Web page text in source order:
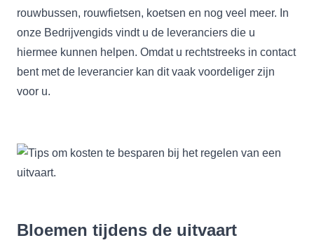
rouwbussen, rouwfietsen, koetsen en nog veel meer. In
onze Bedrijvengids vindt u de leveranciers die u
hiermee kunnen helpen. Omdat u rechtstreeks in contact
bent met de leverancier kan dit vaak voordeliger zijn
voor u.
Bloemen tijdens de uitvaart